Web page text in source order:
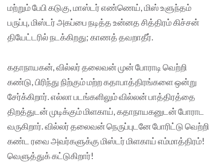
மற்றும் பேபி கடுகு, மாஸ்டர் எண்ணெய், மிஸ் உளுந்தம்
பருப்பு, மிஸ்டர் அகப்பை நடித்த உன்னத சித்திரம் கிச்சன்
தியேட்டரில் நடக்கிறது; காணத் தவறாதீர்.
கதாநாயகன், வில்லர் தலைவன் முன் போராடி வெற்றி
கண்டு, பிரிந்து நிற்கும் மற்ற கதாபாத்திரங்களை ஒன்று
சேர்க்கிறார். எல்லா படங்களிலும் வில்லன் பாத்திரத்தை
திறத்துடன் முடிக்கும் மிளகாய், கதாநாயகனுடன் போராட
வருகிறார். வில்லர் தலைவன் நெருப்புடனே போரிட்டு வெற்றி
கண்ட ரவை அவர்களுக்கு மிஸ்டர் மிளகாய் எம்மாத்திரம்!
வெளுத்துக் கட்டுகிறார்!